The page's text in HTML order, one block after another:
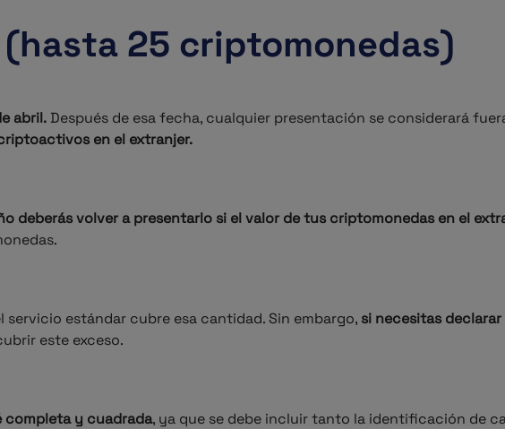
(hasta 25 criptomonedas)
abril.Después de esa fecha, cualquier presentación se considerará
en el extranjer.
deberás volver a presentarlo si el valor de tus criptomonedas en el
estándar cubre esa cantidad. Sin embargo, si necesitas
este exceso.
completa y cuadrada, ya que se debe incluir tanto la identificación de